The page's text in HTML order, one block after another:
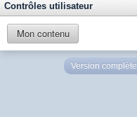
Contrôles utilisateur
Mon contenu
Version complète